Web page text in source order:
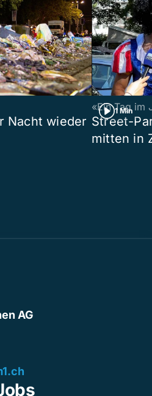
Nacht wieder
1 Min
«Ein Tag im
Street-
mitten in
AG